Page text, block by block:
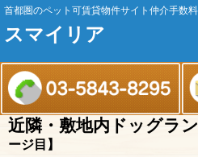
首都圏のペット可賃貸物件サイト仲介手数料
スマイリア
近隣・敷地内ドッグラ
ージ目】